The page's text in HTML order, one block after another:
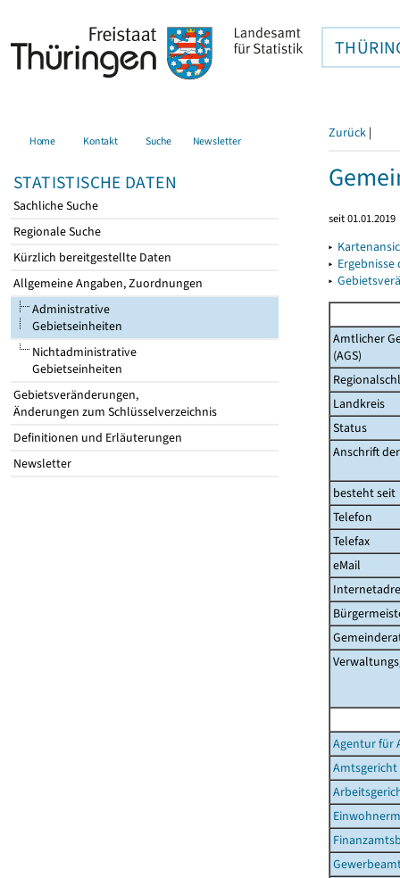
Home Kontakt Suche Newsletter
STATISTISCHE DATEN
Sachliche Suche
Regionale Suche
Kürzlich bereitgestellte Daten
Allgemeine Angaben, Zuordnungen
Administrative
Gebietseinheiten
Nichtadministrative
Gebietseinheiten
Gebietsveränderungen,
Änderungen zum Schlüsselverzeichnis
Definitionen und Erläuterungen
Newsletter
Zurück |
seit 01.01.2019
▸
▸
▸
Amtlicher
(AGS)
Landkreis
Status
Anschrift
besteht seit
Telefon
Telefax
eMail
Agentur für
Amtsgericht